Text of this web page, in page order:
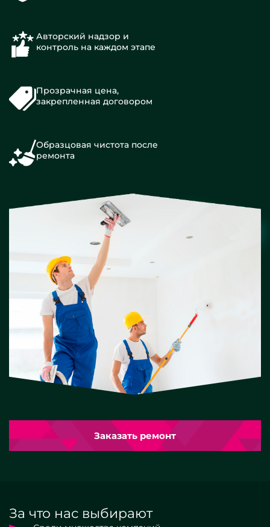
Авторский надзор и
контроль на каждом этапе
Прозрачная цена,
закрепленная договором
Образцовая чистота после
ремонта
Заказать ремонт
За что нас выбирают